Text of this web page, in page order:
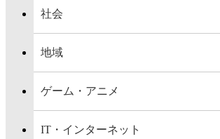
社会
地域
ゲーム・アニメ
IT・インターネット